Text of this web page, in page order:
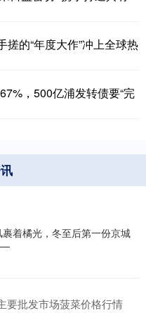
的“年度大作”冲上全球热
，500亿浦发转债要“完
着橘光，冬至后第一份京城
要批发市场菠菜价格行情